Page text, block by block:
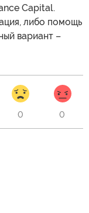
Capital.
либо помощь
вариант –
0 0